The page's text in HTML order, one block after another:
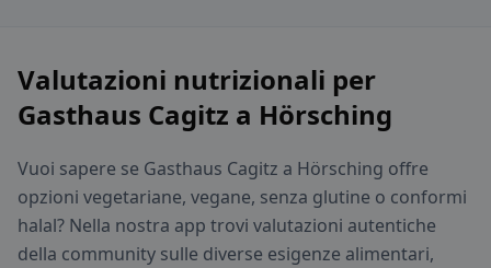
Valutazioni nutrizionali per
Gasthaus Cagitz a Hörsching
Vuoi sapere se Gasthaus Cagitz a Hörsching offre
opzioni vegetariane, vegane, senza glutine o conformi
halal? Nella nostra app trovi valutazioni autentiche
della community sulle diverse esigenze alimentari,